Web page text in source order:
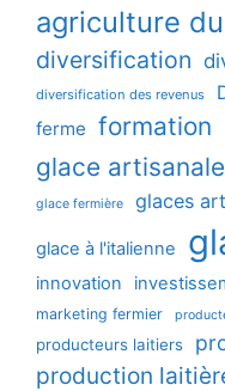
agriculture
diversification
diversification des revenus
ferme formation
glace artisanale
glace fermière glaces
glace à l'italienne
innovation
marketing fermier
producteurs laitiers
production